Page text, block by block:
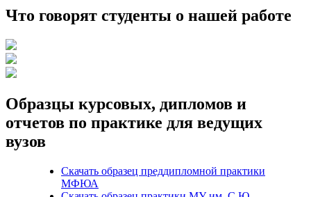
Что говорят студенты о нашей работе
Образцы курсовых, дипломов и
отчетов по практике для ведущих
вузов
Скачать образец преддипломной практики
МФЮА